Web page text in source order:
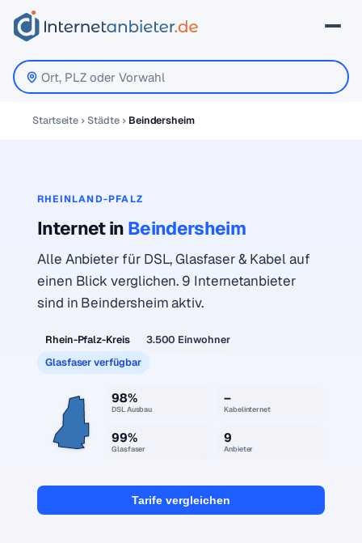
Startseite Städte Beindersheim
RHEINLAND-PFALZ
Internet in Beindersheim
Alle Anbieter für DSL, Glasfaser & Kabel auf
einen Blick verglichen. 9 Internetanbieter
sind in Beindersheim aktiv.
Rhein-Pfalz-Kreis
3.500 Einwohner
Glasfaser verfügbar
98%
DSL Ausbau
–
Kabelinternet
99%
Glasfaser
9
Anbieter
Tarife vergleichen